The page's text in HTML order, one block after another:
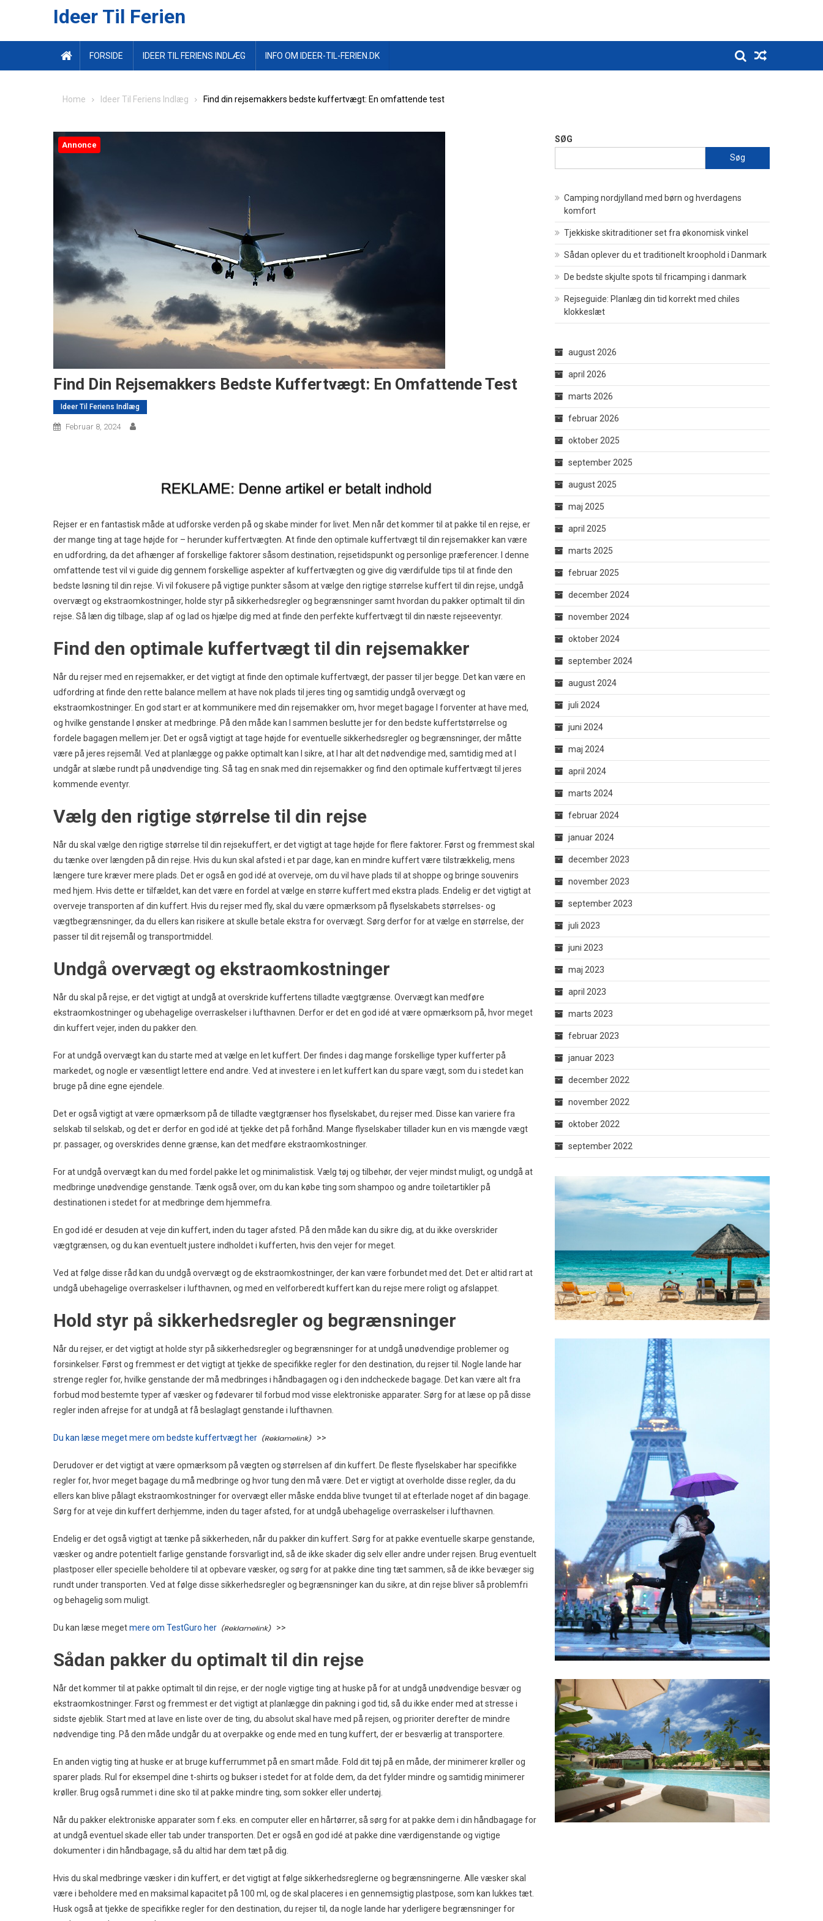
Ideer Til Ferien
FORSIDE IDEER TIL FERIENS INDLÆG INFO OM IDEER-TIL-FERIEN.DK
Home Ideer Til Feriens Indlæg Find din rejsemakkers bedste kuffertvægt: En omfattende test
Annonce
Find Din Rejsemakkers Bedste Kuffertvægt: En Omfattende Test
Ideer Til Feriens Indlæg
Februar 8, 2024
Rejser er en fantastisk måde at udforske verden på og skabe minder for livet. Men når det kommer til at pakke til en rejse, er
der mange ting at tage højde for – herunder kuffertvægten. At finde den optimale kuffertvægt til din rejsemakker kan være
en udfordring, da det afhænger af forskellige faktorer såsom destination, rejsetidspunkt og personlige præferencer. I denne
omfattende test vil vi guide dig gennem forskellige aspekter af kuffertvægten og give dig værdifulde tips til at finde den
bedste løsning til din rejse. Vi vil fokusere på vigtige punkter såsom at vælge den rigtige størrelse kuffert til din rejse, undgå
overvægt og ekstraomkostninger, holde styr på sikkerhedsregler og begrænsninger samt hvordan du pakker optimalt til din
rejse. Så læn dig tilbage, slap af og lad os hjælpe dig med at finde den perfekte kuffertvægt til din næste rejseeventyr.
Find den optimale kuffertvægt til din rejsemakker
Når du rejser med en rejsemakker, er det vigtigt at finde den optimale kuffertvægt, der passer til jer begge. Det kan være en
udfordring at finde den rette balance mellem at have nok plads til jeres ting og samtidig undgå overvægt og
ekstraomkostninger. En god start er at kommunikere med din rejsemakker om, hvor meget bagage I forventer at have med,
og hvilke genstande I ønsker at medbringe. På den måde kan I sammen beslutte jer for den bedste kuffertstørrelse og
fordele bagagen mellem jer. Det er også vigtigt at tage højde for eventuelle sikkerhedsregler og begrænsninger, der måtte
være på jeres rejsemål. Ved at planlægge og pakke optimalt kan I sikre, at I har alt det nødvendige med, samtidig med at I
undgår at slæbe rundt på unødvendige ting. Så tag en snak med din rejsemakker og find den optimale kuffertvægt til jeres
kommende eventyr.
Vælg den rigtige størrelse til din rejse
Når du skal vælge den rigtige størrelse til din rejsekuffert, er det vigtigt at tage højde for flere faktorer. Først og fremmest skal
du tænke over længden på din rejse. Hvis du kun skal afsted i et par dage, kan en mindre kuffert være tilstrækkelig, mens
længere ture kræver mere plads. Det er også en god idé at overveje, om du vil have plads til at shoppe og bringe souvenirs
med hjem. Hvis dette er tilfældet, kan det være en fordel at vælge en større kuffert med ekstra plads. Endelig er det vigtigt at
overveje transporten af din kuffert. Hvis du rejser med fly, skal du være opmærksom på flyselskabets størrelses- og
vægtbegrænsninger, da du ellers kan risikere at skulle betale ekstra for overvægt. Sørg derfor for at vælge en størrelse, der
passer til dit rejsemål og transportmiddel.
Undgå overvægt og ekstraomkostninger
Når du skal på rejse, er det vigtigt at undgå at overskride kuffertens tilladte vægtgrænse. Overvægt kan medføre
ekstraomkostninger og ubehagelige overraskelser i lufthavnen. Derfor er det en god idé at være opmærksom på, hvor meget
din kuffert vejer, inden du pakker den.
For at undgå overvægt kan du starte med at vælge en let kuffert. Der findes i dag mange forskellige typer kufferter på
markedet, og nogle er væsentligt lettere end andre. Ved at investere i en let kuffert kan du spare vægt, som du i stedet kan
bruge på dine egne ejendele.
Det er også vigtigt at være opmærksom på de tilladte vægtgrænser hos flyselskabet, du rejser med. Disse kan variere fra
selskab til selskab, og det er derfor en god idé at tjekke det på forhånd. Mange flyselskaber tillader kun en vis mængde vægt
pr. passager, og overskrides denne grænse, kan det medføre ekstraomkostninger.
For at undgå overvægt kan du med fordel pakke let og minimalistisk. Vælg tøj og tilbehør, der vejer mindst muligt, og undgå at
medbringe unødvendige genstande. Tænk også over, om du kan købe ting som shampoo og andre toiletartikler på
destinationen i stedet for at medbringe dem hjemmefra.
En god idé er desuden at veje din kuffert, inden du tager afsted. På den måde kan du sikre dig, at du ikke overskrider
vægtgrænsen, og du kan eventuelt justere indholdet i kufferten, hvis den vejer for meget.
Ved at følge disse råd kan du undgå overvægt og de ekstraomkostninger, der kan være forbundet med det. Det er altid rart at
undgå ubehagelige overraskelser i lufthavnen, og med en velforberedt kuffert kan du rejse mere roligt og afslappet.
Hold styr på sikkerhedsregler og begrænsninger
Når du rejser, er det vigtigt at holde styr på sikkerhedsregler og begrænsninger for at undgå unødvendige problemer og
forsinkelser. Først og fremmest er det vigtigt at tjekke de specifikke regler for den destination, du rejser til. Nogle lande har
strenge regler for, hvilke genstande der må medbringes i håndbagagen og i den indcheckede bagage. Det kan være alt fra
forbud mod bestemte typer af væsker og fødevarer til forbud mod visse elektroniske apparater. Sørg for at læse op på disse
regler inden afrejse for at undgå at få beslaglagt genstande i lufthavnen.
Du kan læse meget mere om bedste kuffertvægt her >>
Derudover er det vigtigt at være opmærksom på vægten og størrelsen af din kuffert. De fleste flyselskaber har specifikke
regler for, hvor meget bagage du må medbringe og hvor tung den må være. Det er vigtigt at overholde disse regler, da du
ellers kan blive pålagt ekstraomkostninger for overvægt eller måske endda blive tvunget til at efterlade noget af din bagage.
Sørg for at veje din kuffert derhjemme, inden du tager afsted, for at undgå ubehagelige overraskelser i lufthavnen.
Endelig er det også vigtigt at tænke på sikkerheden, når du pakker din kuffert. Sørg for at pakke eventuelle skarpe genstande,
væsker og andre potentielt farlige genstande forsvarligt ind, så de ikke skader dig selv eller andre under rejsen. Brug eventuelt
plastposer eller specielle beholdere til at opbevare væsker, og sørg for at pakke dine ting tæt sammen, så de ikke bevæger sig
rundt under transporten. Ved at følge disse sikkerhedsregler og begrænsninger kan du sikre, at din rejse bliver så problemfri
og behagelig som muligt.
Du kan læse megetmere om TestGuro her >>
Sådan pakker du optimalt til din rejse
Når det kommer til at pakke optimalt til din rejse, er der nogle vigtige ting at huske på for at undgå unødvendige besvær og
ekstraomkostninger. Først og fremmest er det vigtigt at planlægge din pakning i god tid, så du ikke ender med at stresse i
sidste øjeblik. Start med at lave en liste over de ting, du absolut skal have med på rejsen, og prioriter derefter de mindre
nødvendige ting. På den måde undgår du at overpakke og ende med en tung kuffert, der er besværlig at transportere.
En anden vigtig ting at huske er at bruge kufferrummet på en smart måde. Fold dit tøj på en måde, der minimerer krøller og
sparer plads. Rul for eksempel dine t-shirts og bukser i stedet for at folde dem, da det fylder mindre og samtidig minimerer
krøller. Brug også rummet i dine sko til at pakke mindre ting, som sokker eller undertøj.
Når du pakker elektroniske apparater som f.eks. en computer eller en hårtørrer, så sørg for at pakke dem i din håndbagage for
at undgå eventuel skade eller tab under transporten. Det er også en god idé at pakke dine værdigenstande og vigtige
dokumenter i din håndbagage, så du altid har dem tæt på dig.
Hvis du skal medbringe væsker i din kuffert, er det vigtigt at følge sikkerhedsreglerne og begrænsningerne. Alle væsker skal
være i beholdere med en maksimal kapacitet på 100 ml, og de skal placeres i en gennemsigtig plastpose, som kan lukkes tæt.
Husk også at tjekke de specifikke regler for den destination, du rejser til, da nogle lande har yderligere begrænsninger for
SØG
Søg
Camping nordjylland med børn og hverdagens
komfort
Tjekkiske skitraditioner set fra økonomisk vinkel
Sådan oplever du et traditionelt kroophold i Danmark
De bedste skjulte spots til fricamping i danmark
Rejseguide: Planlæg din tid korrekt med chiles
klokkeslæt
august 2026
april 2026
marts 2026
februar 2026
oktober 2025
september 2025
august 2025
maj 2025
april 2025
marts 2025
februar 2025
december 2024
november 2024
oktober 2024
september 2024
august 2024
juli 2024
juni 2024
maj 2024
april 2024
marts 2024
februar 2024
januar 2024
december 2023
november 2023
september 2023
juli 2023
juni 2023
maj 2023
april 2023
marts 2023
februar 2023
januar 2023
december 2022
november 2022
oktober 2022
september 2022